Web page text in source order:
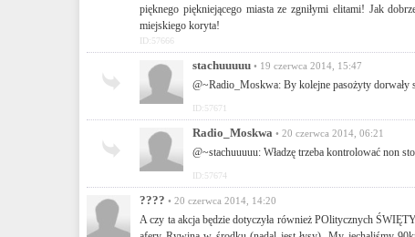
pięknego piękniejącego miasta ze zgniłymi elitami! Jak
miejskiego koryta!
ID:57666
stachuuuuu • 19 czerwca 2014, 15:47
@~Radio_Moskwa: By kolejne pasożyty dorwały
ID:57671
Radio_Moskwa • 20 czerwca 2014, 06:21
@~stachuuuuu: Władzę trzeba kontrolować non
ID:57674
???? • 20 czerwca 2014, 14:20
A czy ta akcja będzie dotyczyła również POlitycznych